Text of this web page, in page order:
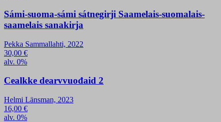
Sámi-suoma-sámi sátnegirji Saamelais-suomalais-
saamelais sanakirja
Pekka Sammallahti, 2022
30,00 €
alv. 0%
Cealkke dearvvuođaid 2
Helmi Länsman, 2023
16,00 €
alv. 0%